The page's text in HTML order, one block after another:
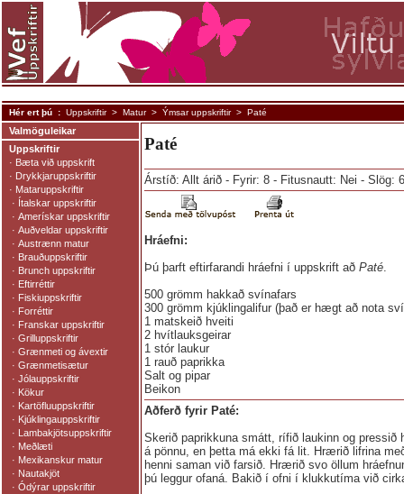
Paté
Árstíð: Allt árið - Fyrir: 8 - Fitusnautt: Nei - Slög:
Hráefni:
Þú þarft eftirfarandi hráefni í uppskrift að Paté.
500 grömm hakkað svínafars
300 grömm kjúklingalifur (það er hægt að nota
1 matskeið hveiti
2 hvítlauksgeirar
1 stór laukur
1 rauð paprikka
Salt og pipar
Beikon
Aðferð fyrir Paté:
Skerið paprikkuna smátt, rífið laukinn og pressið
á pönnu, en þetta má ekki fá lit. Hrærið lifrina
henni saman við farsið. Hrærið svo öllum
þú leggur ofaná. Bakið í ofni í klukkutíma við
Valmöguleikar
Uppskriftir
· Bæta við uppskrift
· Drykkjaruppskriftir
· Mataruppskriftir
· Ítalskar uppskriftir
· Amerískar uppskriftir
· Auðveldar uppskriftir
· Austrænn matur
· Brauðuppskriftir
· Brunch uppskriftir
· Eftirréttir
· Fiskiuppskriftir
· Forréttir
· Franskar uppskriftir
· Grilluppskriftir
· Grænmeti og ávextir
· Grænmetisætur
· Jólauppskriftir
· Kökur
· Kartöfluuppskriftir
· Kjúklingauppskriftir
· Lambakjötsuppskriftir
· Meðlæti
· Mexikanskur matur
· Nautakjöt
· Ódýrar uppskriftir
Hér ert þú : Uppskriftir > Matur > Ýmsar uppskriftir > Paté